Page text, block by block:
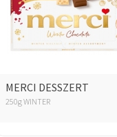
MERCI DESSZERT
250g WINTER